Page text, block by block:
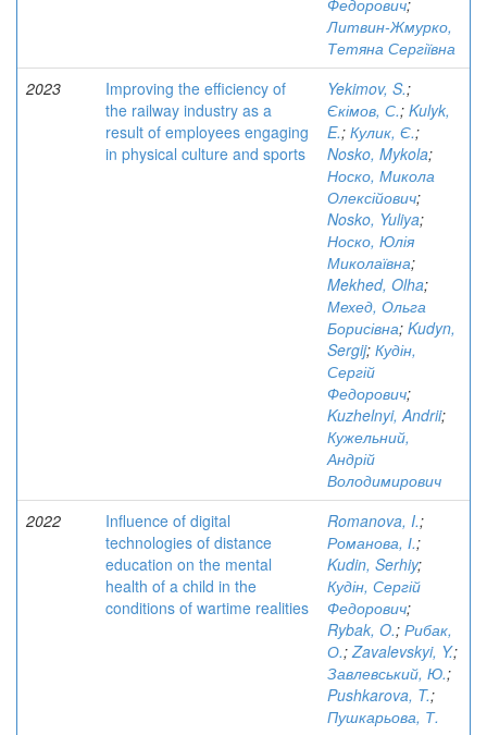
Федорович;
Литвин-Жмурко,
Тетяна Сергіївна
2023
Improving the efficiency of
the railway industry as a
result of employees engaging
in physical culture and sports
Yekimov, S.;
Єкімов, С.; Kulyk,
E.; Кулик, Є.;
Nosko, Mykola;
Носко, Микола
Олексійович;
Nosko, Yuliya;
Носко, Юлія
Миколаївна;
Mekhed, Olha;
Мехед, Ольга
Борисівна; Kudyn,
Sergij; Кудін,
Сергій
Федорович;
Kuzhelnyi, Andrii;
Кужельний,
Андрій
Володимирович
2022
Influence of digital
technologies of distance
education on the mental
health of a child in the
conditions of wartime realities
Romanova, I.;
Романова, І.;
Kudin, Serhiy;
Кудін, Сергій
Федорович;
Rybak, O.; Рибак,
О.;Zavalevskyi, Y.;
Завлевський, Ю.;
Pushkarova, T.;
Пушкарьова, Т.